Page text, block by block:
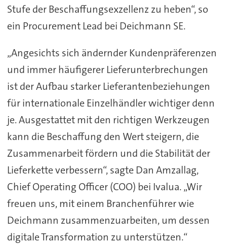
Stufe der Beschaffungsexzellenz zu heben“, so
ein Procurement Lead bei Deichmann SE.
„Angesichts sich ändernder Kundenpräferenzen
und immer häufigerer Lieferunterbrechungen
ist der Aufbau starker Lieferantenbeziehungen
für internationale Einzelhändler wichtiger denn
je. Ausgestattet mit den richtigen Werkzeugen
kann die Beschaffung den Wert steigern, die
Zusammenarbeit fördern und die Stabilität der
Lieferkette verbessern“, sagte Dan Amzallag,
Chief Operating Officer (COO) bei Ivalua. „Wir
freuen uns, mit einem Branchenführer wie
Deichmann zusammenzuarbeiten, um dessen
digitale Transformation zu unterstützen.“